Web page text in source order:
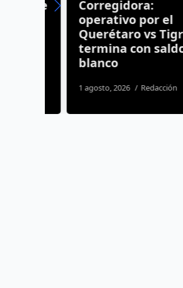
Corregidora:
operativo por el
Querétaro vs Tigres
termina con saldo
blanco
1 agosto, 2026 Redacción